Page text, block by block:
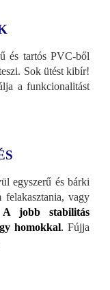
és tartós PVC-ből
Sok ütést kibír!
a funkcionalitást
egyszerű és bárki
felakasztania, vagy
A jobb stabilitás
homokkal. Fújja